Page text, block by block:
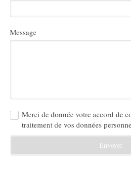
Message
Merci de donnée votre accord de
traitement de vos données
Envoyer